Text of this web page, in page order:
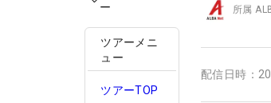
ー
ツアーメニ
ュー
ツアーTOP
所属
配信日時：